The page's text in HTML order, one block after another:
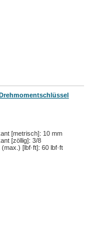
[metrisch]: 10 mm
[zöllig]: 3/8
[lbf·ft]: 60 lbf·ft